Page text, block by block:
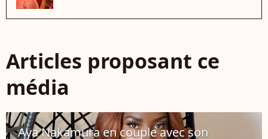
Articles proposant ce
média
Aya Nakamura en couple avec son